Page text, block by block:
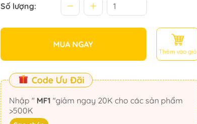
Số lượng:
MUA NGAY
Thêm vào giỏ
Code Ưu Đãi
Nhập " MF1
>500K